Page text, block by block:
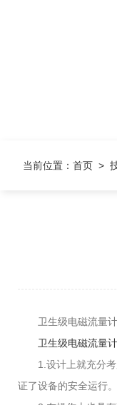
当前位置： 首页 >
卫生级电磁流量计
卫生级电磁流量计
1.设计上就充分考虑
证了设备的安全运行。